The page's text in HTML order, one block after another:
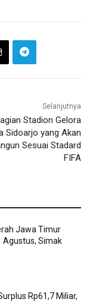
Selanjutnya
Stadion Gelora
Sidoarjo yang Akan
Sesuai Stadard
FIFA
Jawa Timur
Agustus, Simak
Rp61,7 Miliar,